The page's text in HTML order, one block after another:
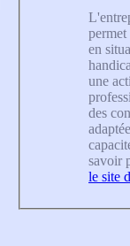
en
une
des
savoir
le site